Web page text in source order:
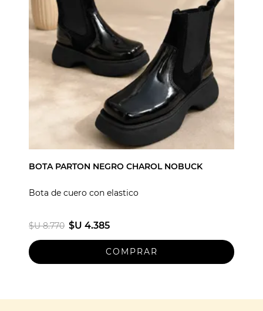
BOTA PARTON NEGRO CHAROL NOBUCK
Bota de cuero con elastico
$U 8.770 $U 4.385